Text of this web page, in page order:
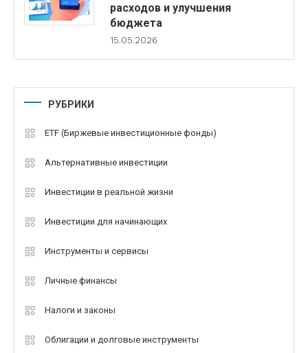
расходов и улучшения
бюджета
15.05.2026
РУБРИКИ
ETF (Биржевые инвестиционные фонды)
Альтернативные инвестиции
Инвестиции в реальной жизни
Инвестиции для начинающих
Инструменты и сервисы
Личные финансы
Налоги и законы
Облигации и долговые инструменты